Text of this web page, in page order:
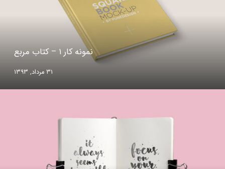
نمونه کار ۱ – کتاب مربع
۳۱ مرداد, ۱۳۹۳